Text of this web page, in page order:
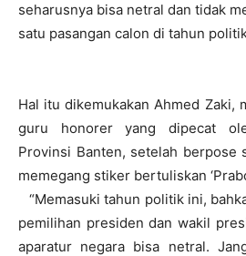
seharusnya bisa netral dan tidak
satu pasangan calon di tahun
Hal itu dikemukakan Ahmed Zaki,
guru honorer yang dipecat
Provinsi Banten, setelah berpose
memegang stiker bertuliskan
“Memasuki tahun politik ini,
pemilihan presiden dan wakil
aparatur negara bisa netral.